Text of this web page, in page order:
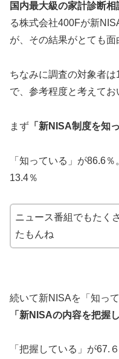
国内最大級の家計診断相
る株式会社400Fが新
が、その結果がとても
ちなみに調査の対象者
で、参考程度と考えて
まず 「新NISA制度を知
「知っている」が86.6
13.4％
ニュース番組でもたく
たもんね
続いて新NISAを「知っ
「新NISAの内容を把握
「把握している」が67.